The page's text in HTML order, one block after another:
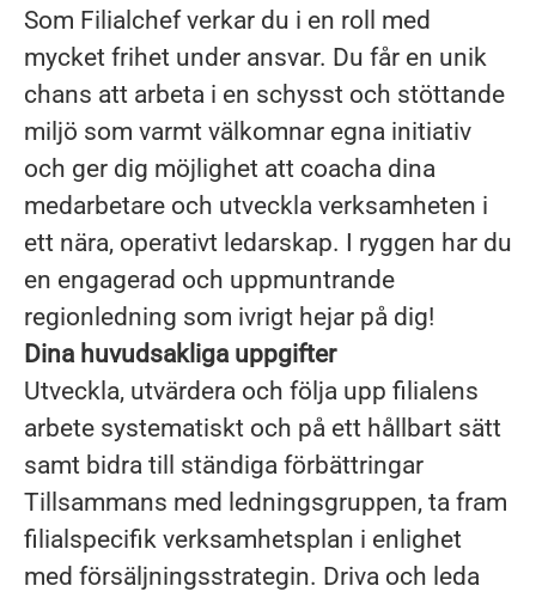
Som Filialchef verkar du i en roll med
mycket frihet under ansvar. Du får en unik
chans att arbeta i en schysst och stöttande
miljö som varmt välkomnar egna initiativ
och ger dig möjlighet att coacha dina
medarbetare och utveckla verksamheten i
ett nära, operativt ledarskap. I ryggen har du
en engagerad och uppmuntrande
regionledning som ivrigt hejar på dig!
Dina huvudsakliga uppgifter
Utveckla, utvärdera och följa upp filialens
arbete systematiskt och på ett hållbart sätt
samt bidra till ständiga förbättringar
Tillsammans med ledningsgruppen, ta fram
filialspecifik verksamhetsplan i enlighet
med försäljningsstrategin. Driva och leda